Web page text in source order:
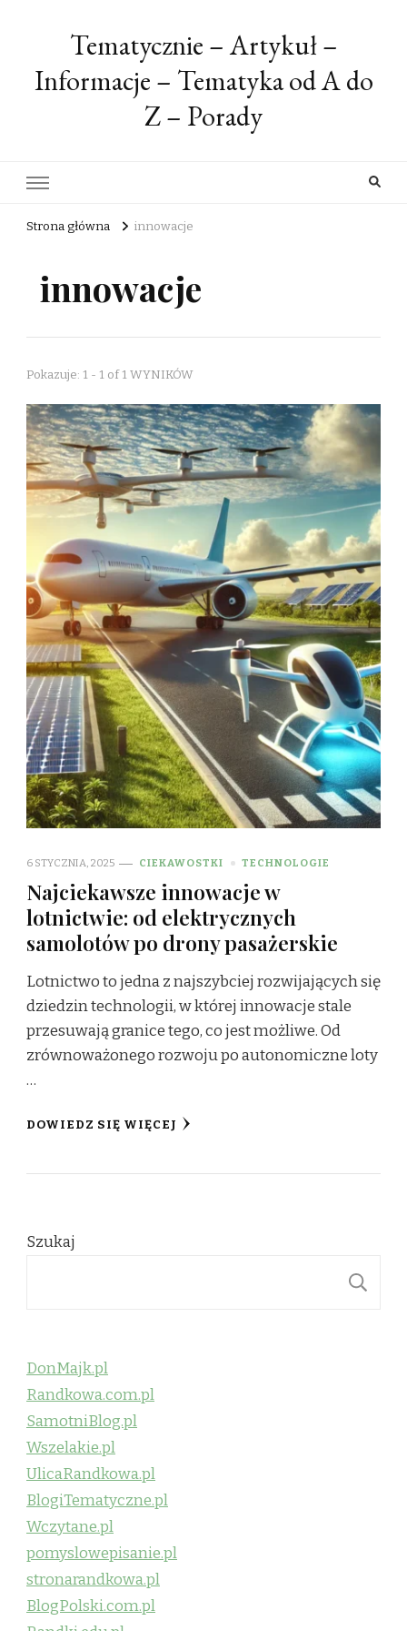
Tematycznie – Artykuł –
Informacje – Tematyka od A do
Z – Porady
Strona główna innowacje
innowacje
Pokazuje: 1 - 1 of 1 WYNIKÓW
6 STYCZNIA, 2025 CIEKAWOSTKI TECHNOLOGIE
Najciekawsze innowacje w
lotnictwie: od elektrycznych
samolotów po drony pasażerskie
Lotnictwo to jedna z najszybciej rozwijających się
dziedzin technologii, w której innowacje stale
przesuwają granice tego, co jest możliwe. Od
zrównoważonego rozwoju po autonomiczne loty
…
DOWIEDZ SIĘ WIĘCEJ
Szukaj
DonMajk.pl
Randkowa.com.pl
SamotniBlog.pl
Wszelakie.pl
UlicaRandkowa.pl
BlogiTematyczne.pl
Wczytane.pl
pomyslowepisanie.pl
stronarandkowa.pl
BlogPolski.com.pl